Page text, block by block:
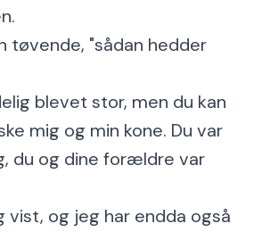
tøvende, "sådan hedder
blevet stor, men du kan
mig og min kone. Du var
du og dine forældre var
vist, og jeg har endda også